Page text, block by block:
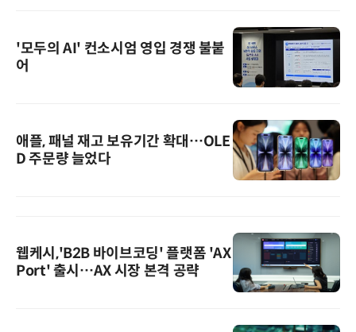
'모두의 AI' 컨소시엄 영입 경쟁 불붙
어
애플, 패널 재고 보유기간 확대…OLE
D 주문량 늘었다
웹케시,'B2B 바이브코딩' 플랫폼 'AX
Port' 출시…AX 시장 본격 공략